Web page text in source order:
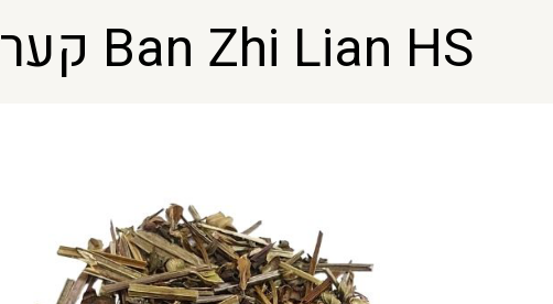
Ban Zhi Lian HS קערורית צמח – Scutellaria barbata